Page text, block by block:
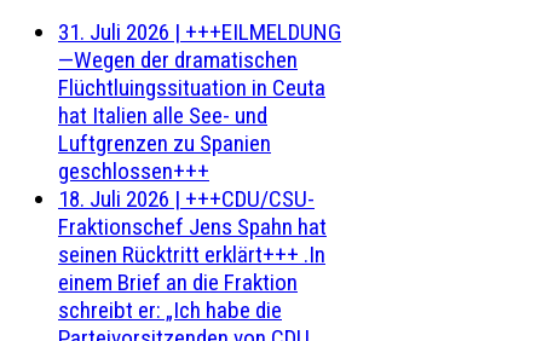
31. Juli 2026 | +++EILMELDUNG
—Wegen der dramatischen
Flüchtluingssituation in Ceuta
hat Italien alle See- und
Luftgrenzen zu Spanien
geschlossen+++
18. Juli 2026 | +++CDU/CSU-
Fraktionschef Jens Spahn hat
seinen Rücktritt erklärt+++ .In
einem Brief an die Fraktion
schreibt er: „Ich habe die